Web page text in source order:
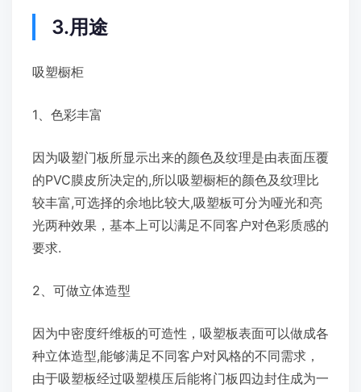
3.用途
吸塑橱柜
1、色彩丰富
因为吸塑门板所显示出来的颜色及纹理是由表面压覆
的PVC膜皮所决定的,所以吸塑橱柜的颜色及纹理比
较丰富,可选择的余地比较大,吸塑板可分为哑光和亮
光两种效果，基本上可以满足不同客户对色彩质感的
要求.
2、可做立体造型
因为中密度纤维板的可造性，吸塑板表面可以做成各
种立体造型,能够满足不同客户对风格的不同需求，
由于吸塑板经过吸塑模压后能将门板四边封住成为一